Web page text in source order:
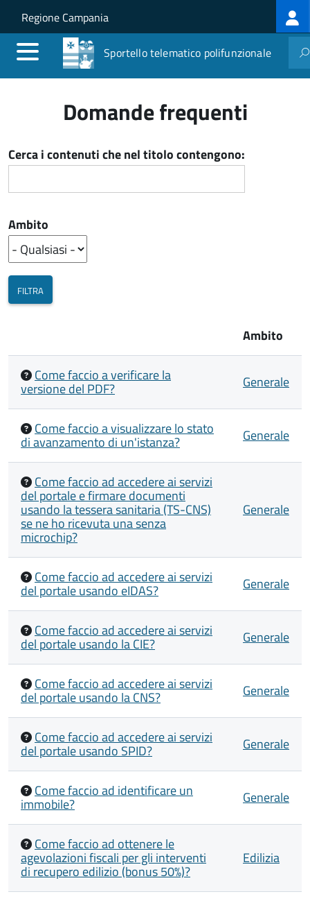
Salta al contenuto principale
Skip to site navigation
Regione Campania
Sportello telematico polifunzionale
Domande frequenti
Cerca i contenuti che nel titolo contengono:
Ambito
Ambito
Come faccio a verificare la
versione del PDF? Generale
Come faccio a visualizzare lo stato
di avanzamento di un'istanza? Generale
Come faccio ad accedere ai servizi
del portale e firmare documenti
usando la tessera sanitaria (TS-CNS)
se ne ho ricevuta una senza
microchip?
Generale
Come faccio ad accedere ai servizi
del portale usando eIDAS? Generale
Come faccio ad accedere ai servizi
del portale usando la CIE? Generale
Come faccio ad accedere ai servizi
del portale usando la CNS? Generale
Come faccio ad accedere ai servizi
del portale usando SPID? Generale
Come faccio ad identificare un
immobile? Generale
Come faccio ad ottenere le
agevolazioni fiscali per gli interventi
di recupero edilizio (bonus 50%)?
Edilizia